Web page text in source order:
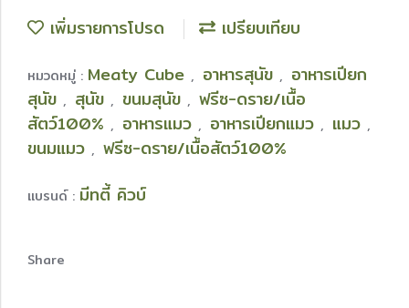
เพิ่มรายการโปรด เปรียบเทียบ
หมวดหมู่ : Meaty Cube , อาหารสุนัข , อาหารเปียก
สุนัข , สุนัข , ขนมสุนัข , ฟรีซ-ดราย/เนื้อ
สัตว์100% , อาหารแมว , อาหารเปียกแมว , แมว ,
ขนมแมว , ฟรีซ-ดราย/เนื้อสัตว์100%
แบรนด์ : มีทตี้ คิวบ์
Share